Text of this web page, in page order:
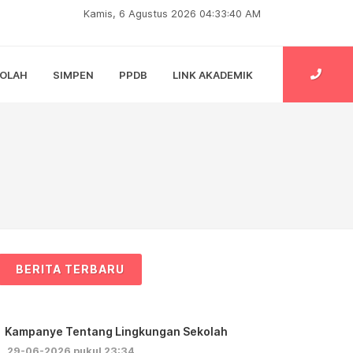
Kamis, 6 Agustus 2026 04:33:41 AM
SIMPEN PPDB LINK AKADEMIK
BERITA TERBARU
Kampanye Tentang Lingkungan Sekolah